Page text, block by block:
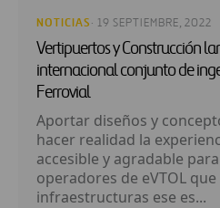
NOTICIAS · 19 SEPTIEMBRE, 2022
Vertipuertos y Construcción
internacional conjunto de
Ferrovial
Aportar diseños y
hacer realidad la
accesible y agradable
operadores de eVTOL
infraestructuras ese es...